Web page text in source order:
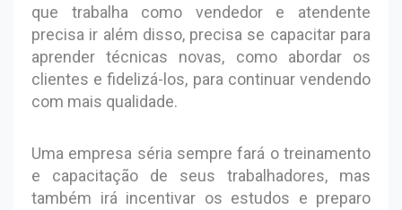
que trabalha como vendedor e atendente
precisa ir além disso, precisa se capacitar para
aprender técnicas novas, como abordar os
clientes e fidelizá-los, para continuar vendendo
com mais qualidade.
Uma empresa séria sempre fará o treinamento
e capacitação de seus trabalhadores, mas
também irá incentivar os estudos e preparo